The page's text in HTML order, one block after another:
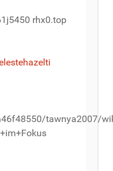
rhx0.top
tawnya2007/